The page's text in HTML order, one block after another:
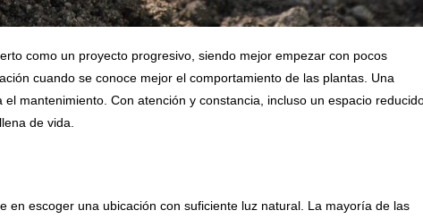
como un proyecto progresivo, siendo mejor empezar con pocos
cuando se conoce mejor el comportamiento de las plantas. Una
mantenimiento. Con atención y constancia, incluso un espacio
de vida.
en escoger una ubicación con suficiente luz natural. La mayoría de las